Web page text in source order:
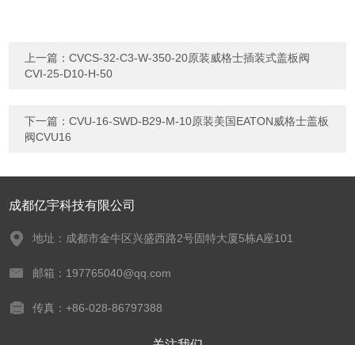
上一篇：CVCS-32-C3-W-350-20原装威格士插装式盖板阀
CVI-25-D10-H-50
下一篇：CVU-16-SWD-B29-M-10原装美国EATON威格士盖板
阀CVU16
成都亿宇科技有限公司
地址：成都市金牛区兴盛西路2号固特大厦5栋A座101
邮箱：197765040@qq.com
传真：+86-028-86797388